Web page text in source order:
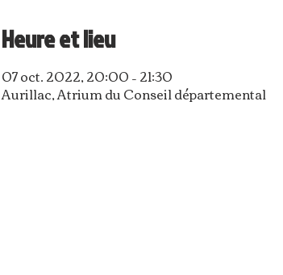
Heure et lieu
07 oct. 2022, 20:00 – 21:30
Aurillac, Atrium du Conseil départemental